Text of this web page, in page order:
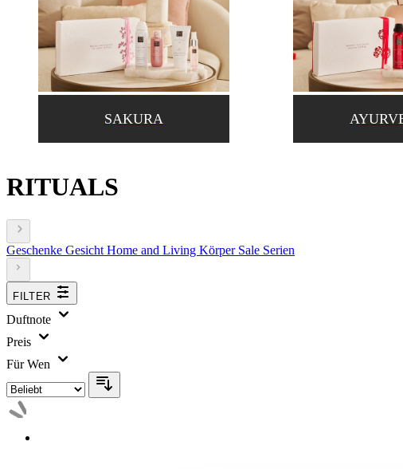
SAKURA
RITUALS
Geschenke Gesicht Home and Living Körper Sale Serien
FILTER
Duftnote
Preis
Für Wen